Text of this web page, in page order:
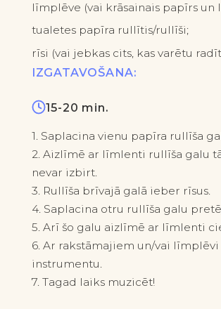
līmplēve (vai krāsainais papīrs un
tualetes papīra rullītis/rullīši;
rīsi (vai jebkas cits, kas varētu radīt
IZGATAVOŠANA:
15-20 min.
1. Saplacina vienu papīra rullīša
2. Aizlīmē ar līmlenti rullīša galu
nevar izbirt.
3. Rullīša brīvajā galā ieber rīsus.
4. Saplacina otru rullīša galu
5. Arī šo galu aizlīmē ar līmlenti
6. Ar rakstāmajiem un/vai līmplēvi
instrumentu.
7. Tagad laiks muzicēt!